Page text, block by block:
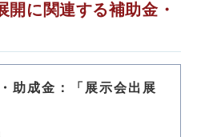
開に関連する補助金・
助成金：「展示会出展